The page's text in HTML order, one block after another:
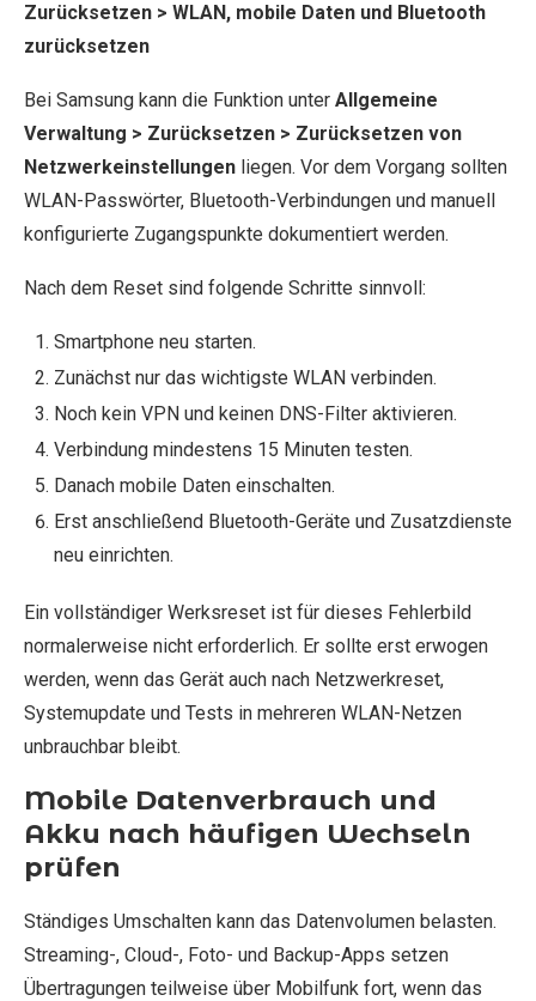
Zurücksetzen > WLAN, mobile Daten und Bluetooth
zurücksetzen
Bei Samsung kann die Funktion unter Allgemeine
Verwaltung > Zurücksetzen > Zurücksetzen von
Netzwerkeinstellungen liegen. Vor dem Vorgang sollten
WLAN-Passwörter, Bluetooth-Verbindungen und manuell
konfigurierte Zugangspunkte dokumentiert werden.
Nach dem Reset sind folgende Schritte sinnvoll:
Smartphone neu starten.
Zunächst nur das wichtigste WLAN verbinden.
Noch kein VPN und keinen DNS-Filter aktivieren.
Verbindung mindestens 15 Minuten testen.
Danach mobile Daten einschalten.
Erst anschließend Bluetooth-Geräte und Zusatzdienste
neu einrichten.
Ein vollständiger Werksreset ist für dieses Fehlerbild
normalerweise nicht erforderlich. Er sollte erst erwogen
werden, wenn das Gerät auch nach Netzwerkreset,
Systemupdate und Tests in mehreren WLAN-Netzen
unbrauchbar bleibt.
Mobile Datenverbrauch und
Akku nach häufigen Wechseln
prüfen
Ständiges Umschalten kann das Datenvolumen belasten.
Streaming-, Cloud-, Foto- und Backup-Apps setzen
Übertragungen teilweise über Mobilfunk fort, wenn das